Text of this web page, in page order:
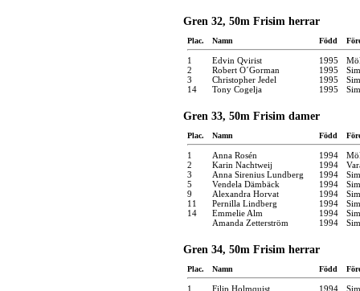
Gren 32, 50m Frisim herrar
Plac. Namn Född
1 Edvin Qvirist 1995
2
Robert O´Gorman 1995
3
Christopher Jedel 1995
14
Tony Cogelja 1995
Gren 33, 50m Frisim damer
Plac. Namn Född
1 Anna Rosén 1994
2
Karin Nachtweij 1994
3
Anna Sirenius Lundberg 1994
5
Vendela Dämbäck 1994
9
Alexandra Horvat 1994
11
Pernilla Lindberg 1994
14
Emmelie Alm 1994
Amanda Zetterström
1994
Gren 34, 50m Frisim herrar
Plac. Namn Född
1 Filip Holmquist 1994